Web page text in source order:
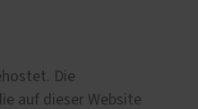
Die
auf dieser Website